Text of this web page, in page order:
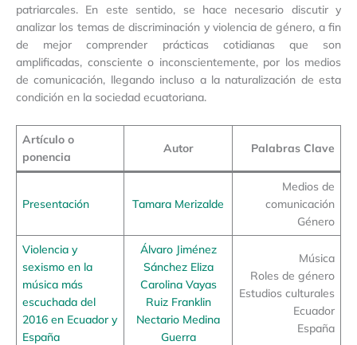
patriarcales. En este sentido, se hace necesario discutir y
analizar los temas de discriminación y violencia de género, a fin
de mejor comprender prácticas cotidianas que son
amplificadas, consciente o inconscientemente, por los medios
de comunicación, llegando incluso a la naturalización de esta
condición en la sociedad ecuatoriana.
Artículo o
ponencia
Autor Palabras Clave
Presentación Tamara Merizalde
Medios de
comunicación
Género
Violencia y
sexismo en la
música más
escuchada del
2016 en Ecuador y
España
Álvaro Jiménez
Sánchez Eliza
Carolina Vayas
Ruiz Franklin
Nectario Medina
Guerra
Música
Roles de género
Estudios culturales
Ecuador
España